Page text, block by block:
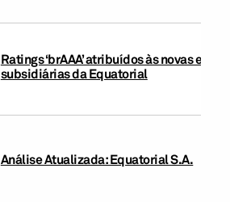
Ratings ‘brAAA’ atribuídos às novas
subsidiárias da Equatorial
Análise Atualizada: Equatorial S.A.